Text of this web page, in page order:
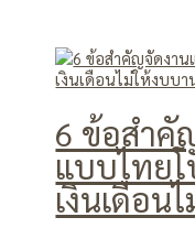
6 ข้อสำคั
แบบไทย
เงินเดือน